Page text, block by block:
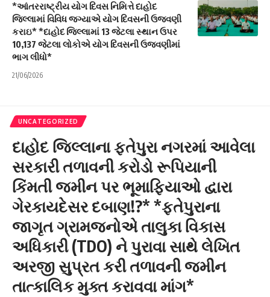
*આંતરરાષ્ટ્રીય યોગ દિવસ નિમિત્તે દાહોદ
જિલ્લામાં વિવિધ જગ્યાએ યોગ દિવસની ઉજવણી
કરાઇ* *દાહોદ જિલ્લામાં 13 જેટલા સ્થાન ઉપર
10,137 જેટલા લોકોએ યોગ દિવસની ઉજવણીમાં
ભાગ લીધો*
21/06/2026
UNCATEGORIZED
દાહોદ જિલ્લાના ફતેપુરા નગરમાં આવેલા
સરકારી તળાવની કરોડો રૂપિયાની
કિંમતી જમીન પર ભૂમાફિયાઓ દ્વારા
ગેરકાયદેસર દબાણ!?* *ફતેપુરાના
જાગૃત ગ્રામજનોએ તાલુકા વિકાસ
અધિકારી (TDO) ને પુરાવા સાથે લેખિત
અરજી સુપ્રત કરી તળાવની જમીન
તાત્કાલિક મુક્ત કરાવવા માંગ*